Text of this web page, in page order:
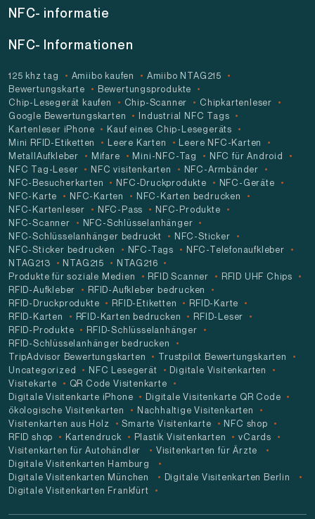
NFC- informatie
NFC- Informationen
125 khz tag Amiibo kaufen
Amiibo NTAG215
Bewertungskarte
Bewertungsprodukte
Chip-Lesegerät kaufen
Chip-Scanner
Chipkartenleser
Google Bewertungskarten
Industrial NFC Tags
Kartenleser iPhone
Kauf eines Chip-Lesegeräts
Mini RFID-Etiketten
Leere Karten
Leere NFC-Karten
MetallAufkleber
Mifare Mini-NFC-Tag
NFC für Android
NFC Tag-Leser
NFC visitenkarten
NFC-Armbänder
NFC-Besucherkarten
NFC-Druckprodukte
NFC-Geräte
NFC-Karte
NFC-Karten
NFC-Karten bedrucken
NFC-Kartenleser
NFC-Pass
NFC-Produkte
NFC-Scanner
NFC-Schlüsselanhänger
NFC-Schlüsselanhänger bedruckt
NFC-Sticker
NFC-Sticker bedrucken
NFC-Tags
NFC-Telefonaufkleber
NTAG213
NTAG215
NTAG216
Produkte für soziale Medien
RFID Scanner
RFID UHF Chips
RFID-Aufkleber
RFID-Aufkleber bedrucken
RFID-Druckprodukte
RFID-Etiketten
RFID-Karte
RFID-Karten
RFID-Karten bedrucken
RFID-Leser
RFID-Produkte
RFID-Schlüsselanhänger
RFID-Schlüsselanhänger bedrucken
TripAdvisor Bewertungskarten
Trustpilot Bewertungskarten
Uncategorized
NFC Lesegerät
Digitale Visitenkarten
Visitekarte
QR Code Visitenkarte
Digitale Visitenkarte iPhone
Digitale Visitenkarte QR Code
ökologische Visitenkarten
Nachhaltige Visitenkarten
Visitenkarten aus Holz
Smarte Visitenkarte
NFC shop
RFID shop
Kartendruck Plastik Visitenkarten
vCards
Visitenkarten für Autohändler
Visitenkarten für Ärzte
Digitale Visitenkarten Hamburg
Digitale Visitenkarten München
Digitale Visitenkarten Berlin
Digitale Visitenkarten Frankfürt